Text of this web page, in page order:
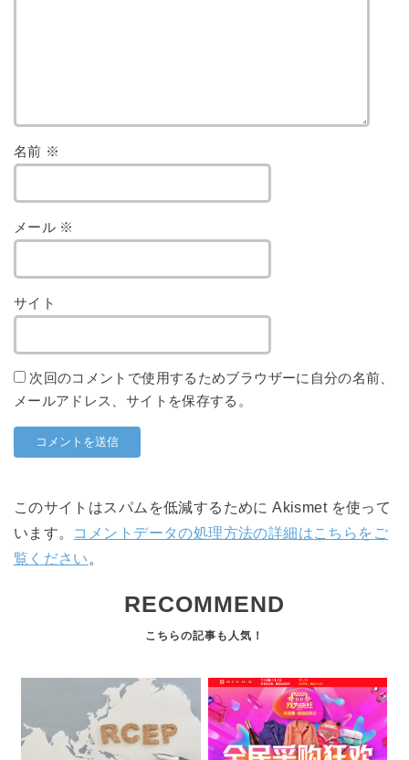
名前 ※
メール ※
サイト
次回のコメントで使用するためブラウザーに自分の名前、
メールアドレス、サイトを保存する。
このサイトはスパムを低減するために Akismet を使って
います。 コメントデータの処理方法の詳細はこちらをご
覧ください 。
RECOMMEND